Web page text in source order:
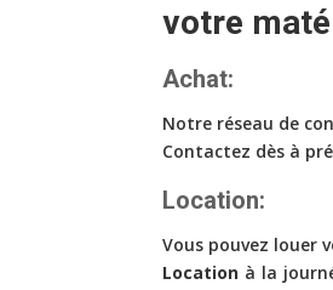
votre
Achat:
Notre réseau de
Contactez dès à
Location:
Vous pouvez louer
Location à la